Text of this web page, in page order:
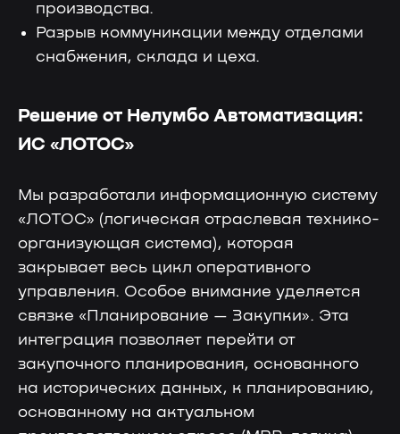
производства.
Разрыв коммуникации между отделами
снабжения, склада и цеха.
Решение от Нелумбо Автоматизация:
ИС «ЛОТОС»
Мы разработали информационную систему
«ЛОТОС» (логическая отраслевая технико-
организующая система), которая
закрывает весь цикл оперативного
управления. Особое внимание уделяется
связке «Планирование — Закупки». Эта
интеграция позволяет перейти от
закупочного планирования, основанного
на исторических данных, к планированию,
основанному на актуальном